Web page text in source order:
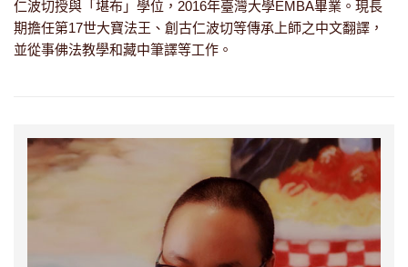
仁波切授與「堪布」學位，2016年臺灣大學EMBA畢業。現長
期擔任第17世大寶法王、創古仁波切等傳承上師之中文翻譯，
並從事佛法教學和藏中筆譯等工作。